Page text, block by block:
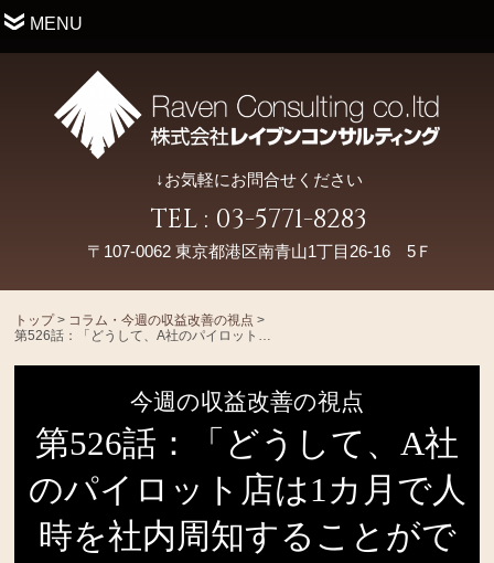
MENU
↓お気軽にお問合せください
TEL : 03-5771-8283
〒107-0062 東京都港区南青山1丁目26-16 5Ｆ
トップ> コラム・今週の収益改善の視点 >
今週の収益改善の視点
第526話：「どうして、A社
のパイロット店は1カ月で人
時を社内周知することがで